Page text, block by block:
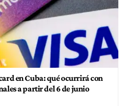
en Cuba: qué ocurrirá con
a partir del 6 de junio